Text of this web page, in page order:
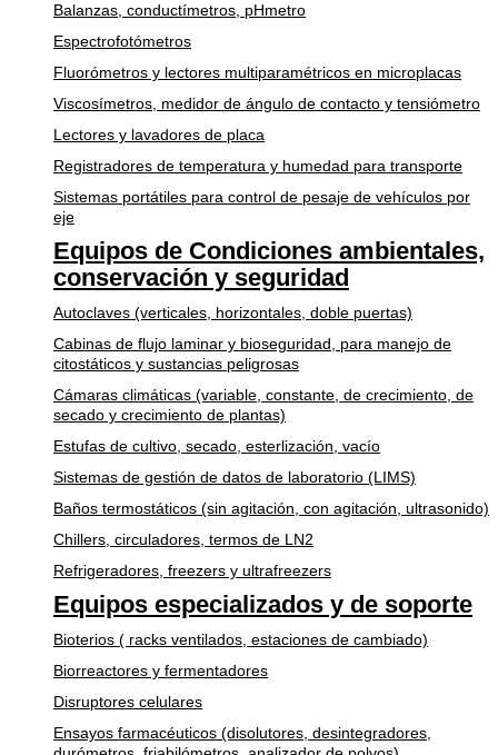
Balanzas, conductímetros, pHmetro
Espectrofotómetros
Fluorómetros y lectores multiparamétricos en microplacas
Viscosímetros, medidor de ángulo de contacto y tensiómetro
Lectores y lavadores de placa
Registradores de temperatura y humedad para transporte
Sistemas portátiles para control de pesaje de vehículos por
eje
Equipos de Condiciones ambientales,
conservación y seguridad
Autoclaves (verticales, horizontales, doble puertas)
Cabinas de flujo laminar y bioseguridad, para manejo de
citostáticos y sustancias peligrosas
Cámaras climáticas (variable, constante, de crecimiento, de
secado y crecimiento de plantas)
Estufas de cultivo, secado, esterlización, vacío
Sistemas de gestión de datos de laboratorio (LIMS)
Baños termostáticos (sin agitación, con agitación, ultrasonido)
Chillers, circuladores, termos de LN2
Refrigeradores, freezers y ultrafreezers
Equipos especializados y de soporte
Bioterios ( racks ventilados, estaciones de cambiado)
Biorreactores y fermentadores
Disruptores celulares
Ensayos farmacéuticos (disolutores, desintegradores,